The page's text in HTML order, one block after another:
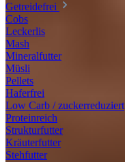
Getreidefrei
Cobs
Leckerlis
Mash
Mineralfutter
Müsli
Pellets
Haferfrei
Low Carb / zuckerreduziert
Proteinreich
Strukturfutter
Kräuterfutter
Stehfutter